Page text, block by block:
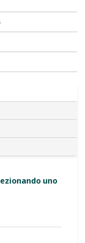
uno